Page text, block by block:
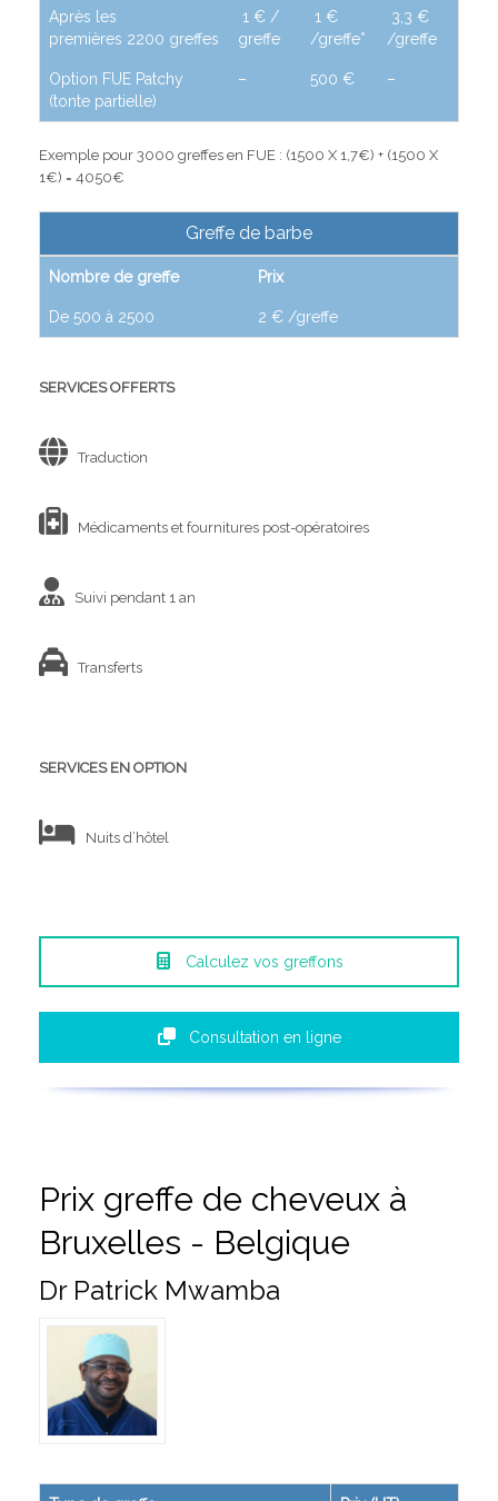
Après les
premières 2200 greffes
1 € /
greffe
1 €
/greffe*
3,3 €
/greffe
Option FUE Patchy
(tonte partielle)
– 500 € –
Exemple pour 3000 greffes en FUE : (1500 X 1,7€) + (1500 X
1€) = 4050€
Greffe de barbe
Nombre de greffe Prix
De 500 à 2500 2 € /greffe
SERVICES OFFERTS
Traduction
Médicaments et fournitures post-opératoires
Suivi pendant 1 an
Transferts
SERVICES EN OPTION
Nuits d’hôtel
Calculez vos greffons
Consultation en ligne
Prix greffe de cheveux à
Bruxelles - Belgique
Dr Patrick Mwamba